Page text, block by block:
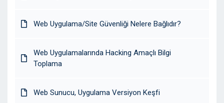
Web Uygulama/Site Güvenliği Nelere Bağlıdır?
Web Uygulamalarında Hacking Amaçlı Bilgi
Toplama
Web Sunucu, Uygulama Versiyon Keşfi